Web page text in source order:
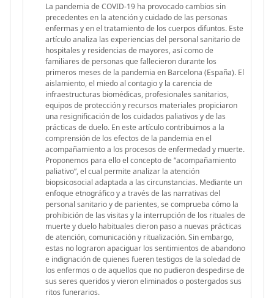
La pandemia de COVID-19 ha provocado cambios sin
precedentes en la atención y cuidado de las personas
enfermas y en el tratamiento de los cuerpos difuntos. Este
artículo analiza las experiencias del personal sanitario de
hospitales y residencias de mayores, así como de
familiares de personas que fallecieron durante los
primeros meses de la pandemia en Barcelona (España). El
aislamiento, el miedo al contagio y la carencia de
infraestructuras biomédicas, profesionales sanitarios,
equipos de protección y recursos materiales propiciaron
una resignificación de los cuidados paliativos y de las
prácticas de duelo. En este artículo contribuimos a la
comprensión de los efectos de la pandemia en el
acompañamiento a los procesos de enfermedad y muerte.
Proponemos para ello el concepto de “acompañamiento
paliativo”, el cual permite analizar la atención
biopsicosocial adaptada a las circunstancias. Mediante un
enfoque etnográfico y a través de las narrativas del
personal sanitario y de parientes, se comprueba cómo la
prohibición de las visitas y la interrupción de los rituales de
muerte y duelo habituales dieron paso a nuevas prácticas
de atención, comunicación y ritualización. Sin embargo,
estas no lograron apaciguar los sentimientos de abandono
e indignación de quienes fueren testigos de la soledad de
los enfermos o de aquellos que no pudieron despedirse de
sus seres queridos y vieron eliminados o postergados sus
ritos funerarios.